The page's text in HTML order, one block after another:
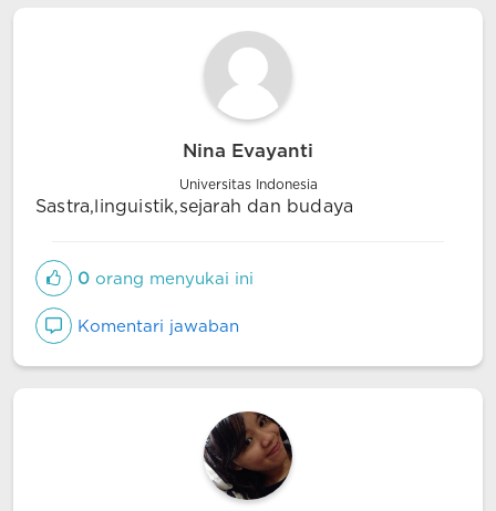
Nina Evayanti
Universitas Indonesia
Sastra,linguistik,sejarah dan budaya
0 orang menyukai ini
Komentari jawaban